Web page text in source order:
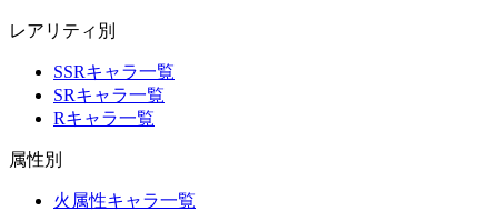
レアリティ別
SSRキャラ一覧
SRキャラ一覧
Rキャラ一覧
属性別
火属性キャラ一覧